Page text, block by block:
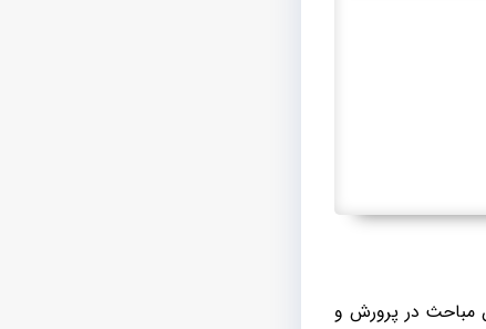
مباحث در پرورش و